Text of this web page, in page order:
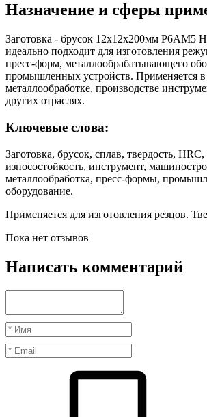
Назначение и сферы
Заготовка - брусок 12х12х200мм Р6АМ5
идеально подходит для изготовления
пресс-форм, металлообрабатывающего
промышленных устройств. Применяется
металлообработке, производстве
других отраслях.
Ключевые слова:
Заготовка, брусок, сплав, твердость,
износостойкость, инструмент,
металлообработка, пресс-формы,
оборудование.
Применяется для изготовления резцов.
Пока нет отзывов
Написать комментарий